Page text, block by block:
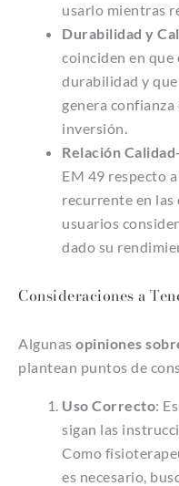
usarlo mientras
Durabilidad y
coinciden en
durabilidad y
genera
inversión.
Relación
EM 49 respecto
recurrente en las
usuarios
dado su
Consideraciones a
Algunas opiniones
plantean puntos de
Uso Correcto:
sigan las
Como
es necesario,